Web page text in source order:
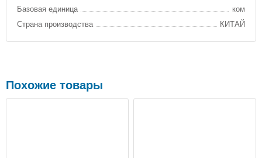
Базовая единица
ком
Страна производства
КИТАЙ
Похожие товары